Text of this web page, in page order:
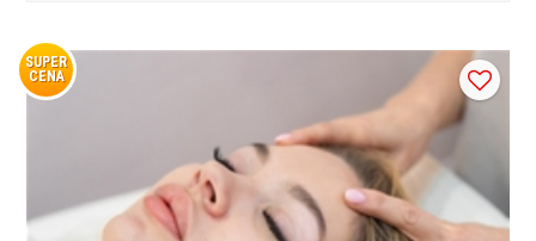
SUPER
CENA